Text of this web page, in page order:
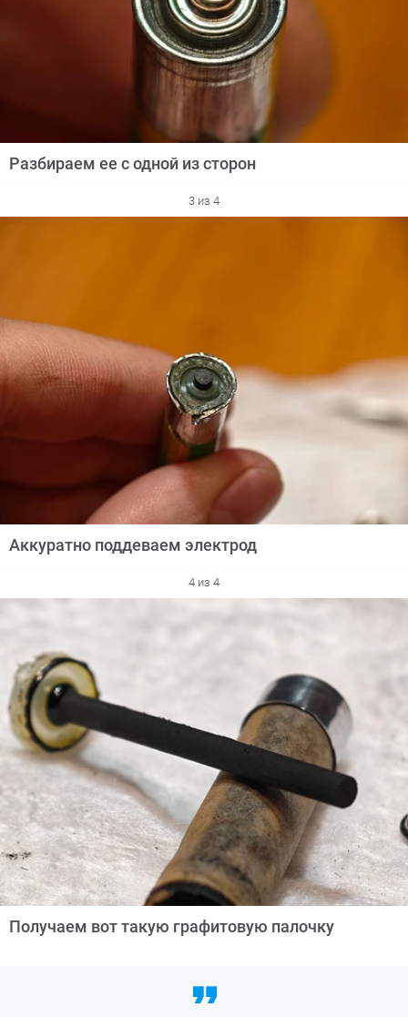
Разбираем ее с одной из сторон
3 из 4
Аккуратно поддеваем электрод
4 из 4
Получаем вот такую графитовую палочку